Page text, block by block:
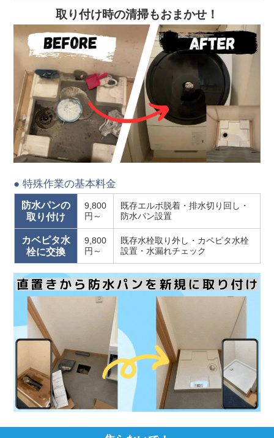
取り付け時の清掃もおまかせ！
● 特殊作業の基本料金
防水パンの
取り付け
9,800
円～
既存エルボ脱着・排水切り回し・
防水パン設置
カベピタ水
栓に交換
9,800
円～
既存水栓取り外し・カペピタ水栓
設置・水漏れチェック